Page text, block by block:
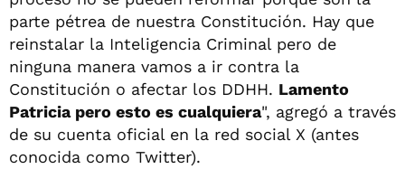
parte pétrea de nuestra Constitución. Hay que
reinstalar la Inteligencia Criminal pero de
ninguna manera vamos a ir contra la
Constitución o afectar los DDHH. Lamento
Patricia pero esto es cualquiera", agregó a través
de su cuenta oficial en la red social X (antes
conocida como Twitter).